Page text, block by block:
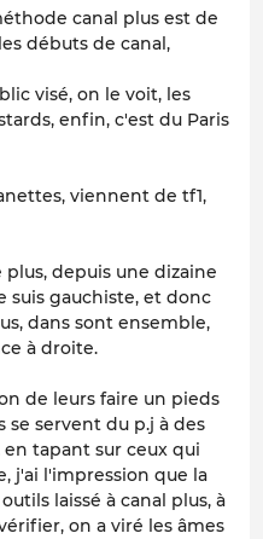
canal plus est de
débuts de canal,
visé, on le voit, les
enfin, c'est du Paris
viennent de tf1,
depuis une dizaine
suis gauchiste, et donc
dans sont ensemble,
à droite.
de leurs faire un pieds
se servent du p.j à des
tapant sur ceux qui
j'ai l'impression que la
laissé à canal plus, à
on a viré les âmes